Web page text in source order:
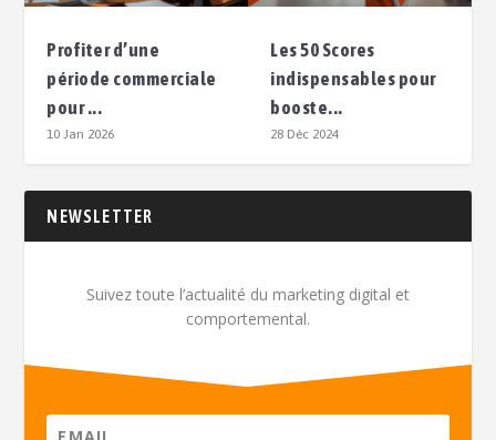
Profiter d’une
période commerciale
pour ...
10 Jan 2026
Les 50 Scores
indispensables pour
booste...
28 Déc 2024
NEWSLETTER
Suivez toute l’actualité du marketing digital et
comportemental.